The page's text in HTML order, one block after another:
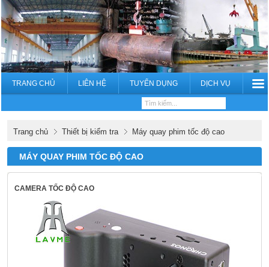
TRANG CHỦ LIÊN HỆ TUYỂN DỤNG DỊCH VỤ
Trang chủ Thiết bị kiểm tra Máy quay phim tốc độ cao
MÁY QUAY PHIM TỐC ĐỘ CAO
CAMERA TỐC ĐỘ CAO